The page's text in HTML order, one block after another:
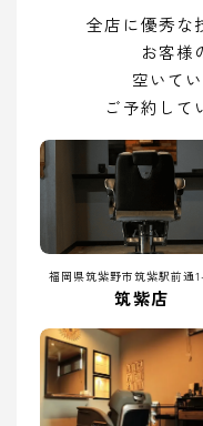
全店に優秀な
お客様
空いて
ご予約して
福岡県筑紫野市筑紫駅前通
筑紫店